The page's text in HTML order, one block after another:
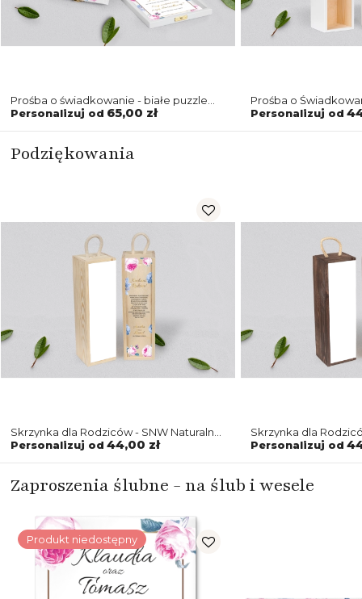
Prośba o świadkowanie - białe puzzle
Dream Motyw 3
Personalizuj od 65,00 zł
Prośba o
Dream Motyw 3
Personalizuj od
Podziękowania
Skrzynka dla Rodziców - SNW Naturalna
Dream Motyw 3
Personalizuj od 44,00 zł
Skrzynka dla
Dream Motyw 3
Personalizuj od
Zaproszenia ślubne - na ślub i wesele
Produkt niedostępny